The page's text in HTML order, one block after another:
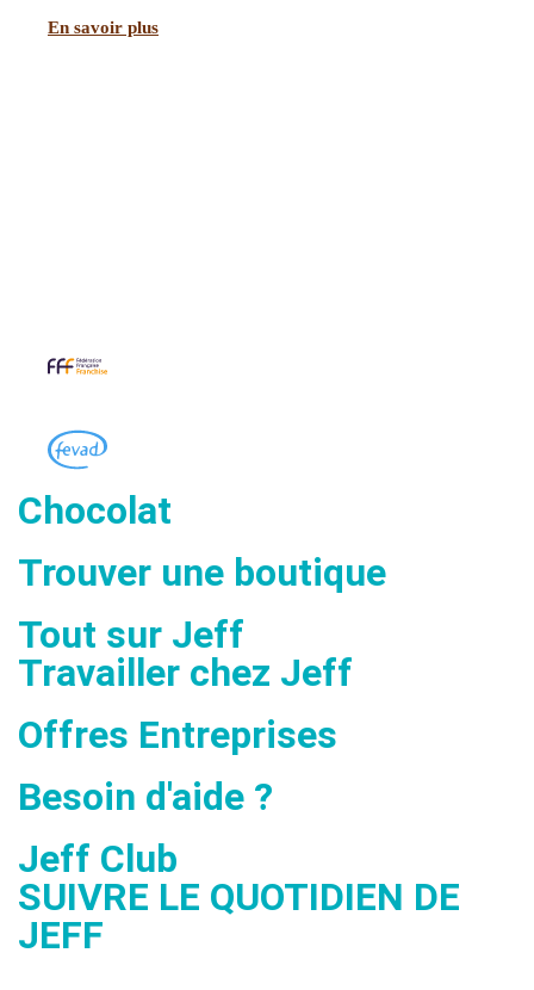
En savoir plus
Chocolat
Trouver une boutique
Tout sur Jeff
Travailler chez Jeff
Offres Entreprises
Besoin d'aide ?
Jeff Club
SUIVRE LE QUOTIDIEN DE
JEFF